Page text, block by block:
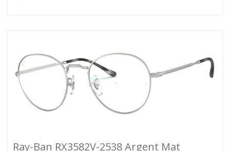
Ray-Ban RX3582V-2538 Argent Mat